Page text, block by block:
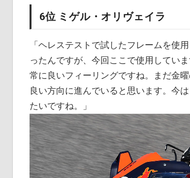
6位 ミゲル・オリヴェイラ
「ヘレステストで試したフレームを使
ったんですが、今回ここで使用してい
常に良いフィーリングですね。まだ金
良い方向に進んでいると思います。今
たいですね。」